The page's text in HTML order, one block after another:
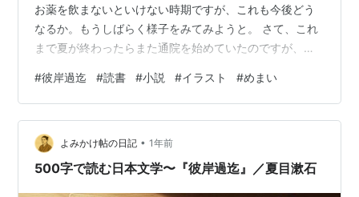
お薬を飲まないといけない時期ですが、これも今後どう
なるか。もうしばらく様子をみてみようと。 さて、これ
まで夏が終わったらまた通院を始めていたのですが、も
ちます。待ち時間、何をしているかというと、突っ伏し
て寝ているか、本を読むのですが、その際、スマホの
Kindleで読んでました。だいたい１時間くらい経って、
疲れて閉じるのですが、決まって何を読んでいるかとい
うと、漱石の「彼岸過迄」。紙媒体のものは家に。外で
#彼岸過迄 #読書 #小説 #イラスト #めまい
よみかけ帖の日記 • 1年前
500字で読む日本文学〜『彼岸過迄』／夏目漱石